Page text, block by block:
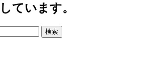
ています。